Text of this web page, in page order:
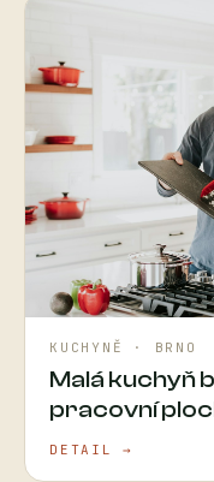
KUCHYNĚ · BRNO
Malá kuchyň
pracovní
DETAIL →